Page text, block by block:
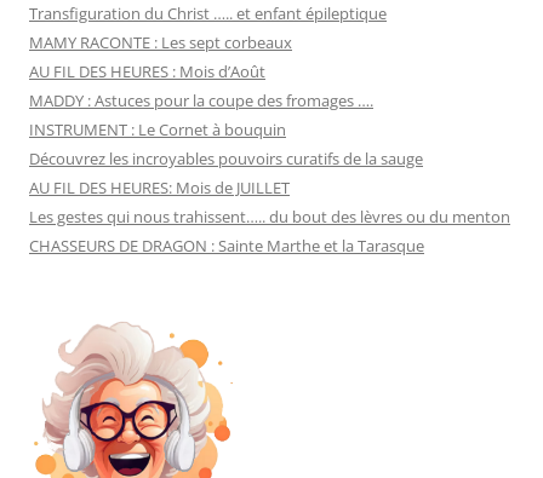
Transfiguration du Christ ….. et enfant épileptique
MAMY RACONTE : Les sept corbeaux
AU FIL DES HEURES : Mois d’Août
MADDY : Astuces pour la coupe des fromages ….
INSTRUMENT : Le Cornet à bouquin
Découvrez les incroyables pouvoirs curatifs de la sauge
AU FIL DES HEURES: Mois de JUILLET
Les gestes qui nous trahissent….. du bout des lèvres ou du menton
CHASSEURS DE DRAGON : Sainte Marthe et la Tarasque